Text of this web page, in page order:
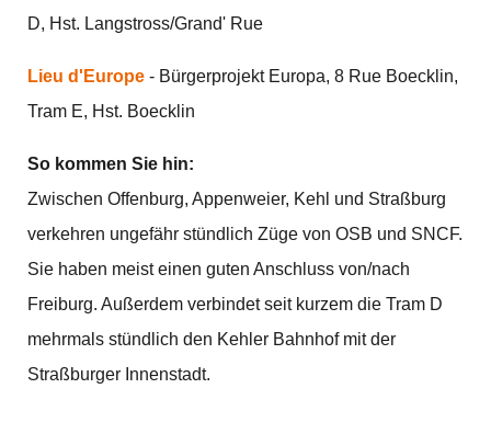
D, Hst. Langstross/Grand' Rue
Lieu d'Europe - Bürgerprojekt Europa, 8 Rue Boecklin,
Tram E, Hst. Boecklin
So kommen Sie hin:
Zwischen Offenburg, Appenweier, Kehl und Straßburg
verkehren ungefähr stündlich Züge von OSB und SNCF.
Sie haben meist einen guten Anschluss von/nach
Freiburg. Außerdem verbindet seit kurzem die Tram D
mehrmals stündlich den Kehler Bahnhof mit der
Straßburger Innenstadt.